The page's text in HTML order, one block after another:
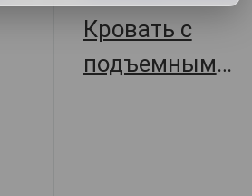
Кровать с
подъемным